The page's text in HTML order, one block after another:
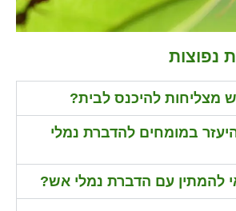
נפוצות
מצליחות להיכנס לבית?
במומחים להדברת נמלי
להמתין עם הדברת נמלי אש?